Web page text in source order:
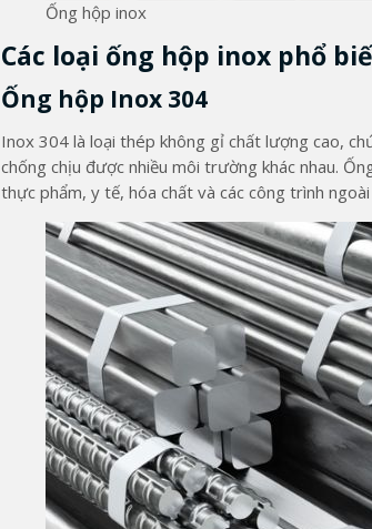
Ống hộp inox
Các loại ống hộp inox phổ
Ống hộp Inox 304
Inox 304 là loại thép không gỉ chất lượng cao,
chống chịu được nhiều môi trường khác nhau.
thực phẩm, y tế, hóa chất và các công trình